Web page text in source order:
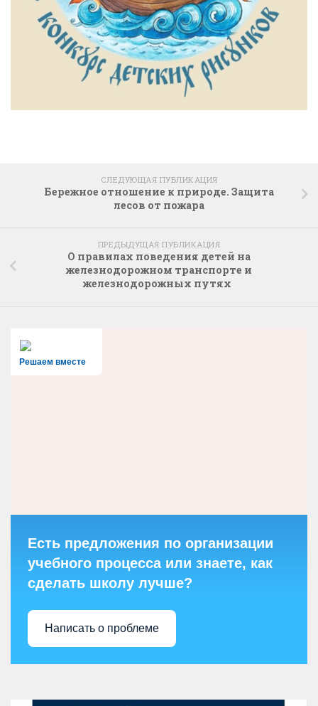
СЛЕДУЮЩАЯ ПУБЛИКАЦИЯ
Бережное отношение к природе. Защита
лесов от пожара
ПРЕДЫДУЩАЯ ПУБЛИКАЦИЯ
О правилах поведения детей на
железнодорожном транспорте и
железнодорожных путях
Решаем вместе
Есть предложения по организации
учебного процесса или знаете, как
сделать школу лучше?
Написать о проблеме